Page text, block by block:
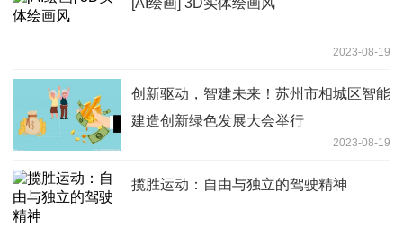
2023-08-19
创新驱动，智建未来！苏州市相城区智能
建造创新绿色发展大会举行
2023-08-19
揽胜运动：自由与独立的驾驶精神